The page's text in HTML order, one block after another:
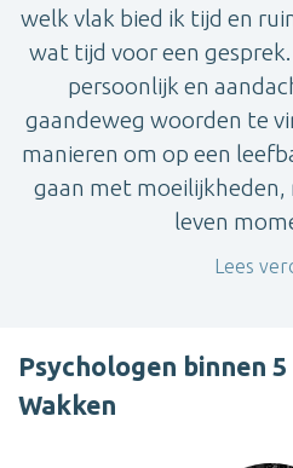
welk vlak bied ik tijd en
wat tijd voor een
persoonlijk en
gaandeweg woorden te
manieren om op een
gaan met
leven
Lees
Psychologen binnen
Wakken